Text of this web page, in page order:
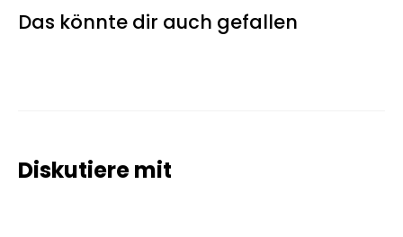
Das könnte dir auch gefallen
Diskutiere mit